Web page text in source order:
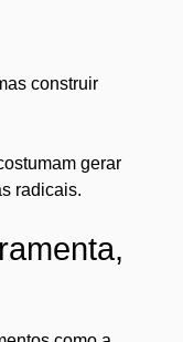
construir
gerar
radicais.